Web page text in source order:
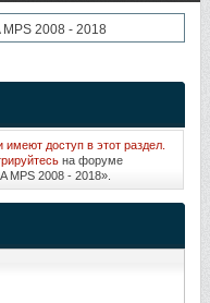
2008 - 2018
имеют доступ в этот раздел.
на форуме
MPS 2008 - 2018».